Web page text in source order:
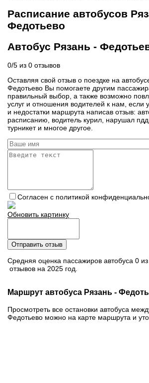
Расписание автобусов
Федотьево
Автобус Рязань -
0/5 из 0 отзывов
Оставляя свой отзыв о поездке на
Федотьево Вы помогаете другим
правильный выбор, а также возможно
услуг и отношения водителей к нам, если
и недостатки маршрута написав отзыв:
расписанию, водитель курил, нарушал
турникет и многое другое.
Согласен с политикой
Обновить картинку
Отправить отзыв
Средняя оценка пассажиров автобуса 0
отзывов на 2025 год.
Маршрут автобуса Рязань -
Просмотреть все остановки автобуса
Федотьево можно на карте маршрута и